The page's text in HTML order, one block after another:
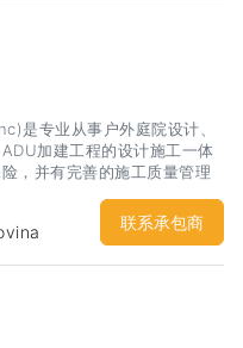
是专业从事户外庭院设计、
加建工程的设计施工一体
，并有完善的施工质量管理
为先，结合时尚风格的设
调整设计和材料选用，满足
李杰先生是专业资深人士，
格，精细管理工程质量，深
主要服务内容：庭院、装修
联系承包商